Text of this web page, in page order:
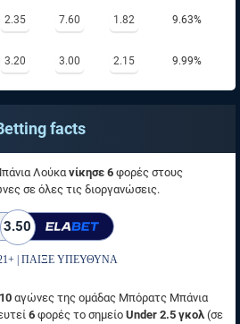
2.35 7.60 1.82 9.63%
3.20 3.00 2.15 9.99%
facts
Λούκανίκησε 6 φορές στους
σε όλες τις διοργανώσεις.
3.50
| ΠΑΙΞΕ ΥΠΕΥΘΥΝΑ
10 αγώνες της ομάδας Μπόρατς Μπάνια
6 φορές το σημείο Under 2.5 γκολ (σε